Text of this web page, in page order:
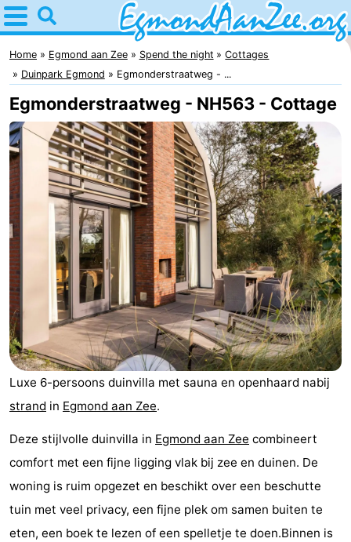
Home
Egmond
aan
Zee
Tips
For
kids
Noordhollands
duinreservaat
Spend
the
night
Apartments
-
De
Graaf
van
Egmont
-
Landgoed
Huize
Glory
-
Zeeparel
Bed
(and
breakfasts)
Campsites
Cottages
Buiten
-
Home Egmond aan Zee Spend the night
Cottages
Duinpark Egmond
Egmonderstraatweg - ...
Egmonderstraatweg - NH563 - Cottage
Luxe 6-persoons duinvilla met sauna en openhaard nabij
strand in Egmond aan Zee.
Deze stijlvolle duinvilla in Egmond aan Zee combineert
comfort met een fijne ligging vlak bij zee en duinen. De
woning is ruim opgezet en beschikt over een beschutte
tuin met veel privacy, een fijne plek om samen buiten te
eten, een boek te lezen of een spelletje te doen.Binnen is